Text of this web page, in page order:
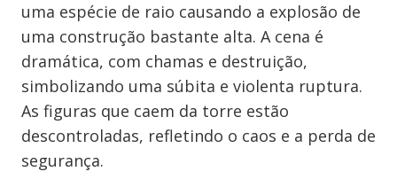
uma espécie de raio causando a explosão de
uma construção bastante alta. A cena é
dramática, com chamas e destruição,
simbolizando uma súbita e violenta ruptura.
As figuras que caem da torre estão
descontroladas, refletindo o caos e a perda de
segurança.